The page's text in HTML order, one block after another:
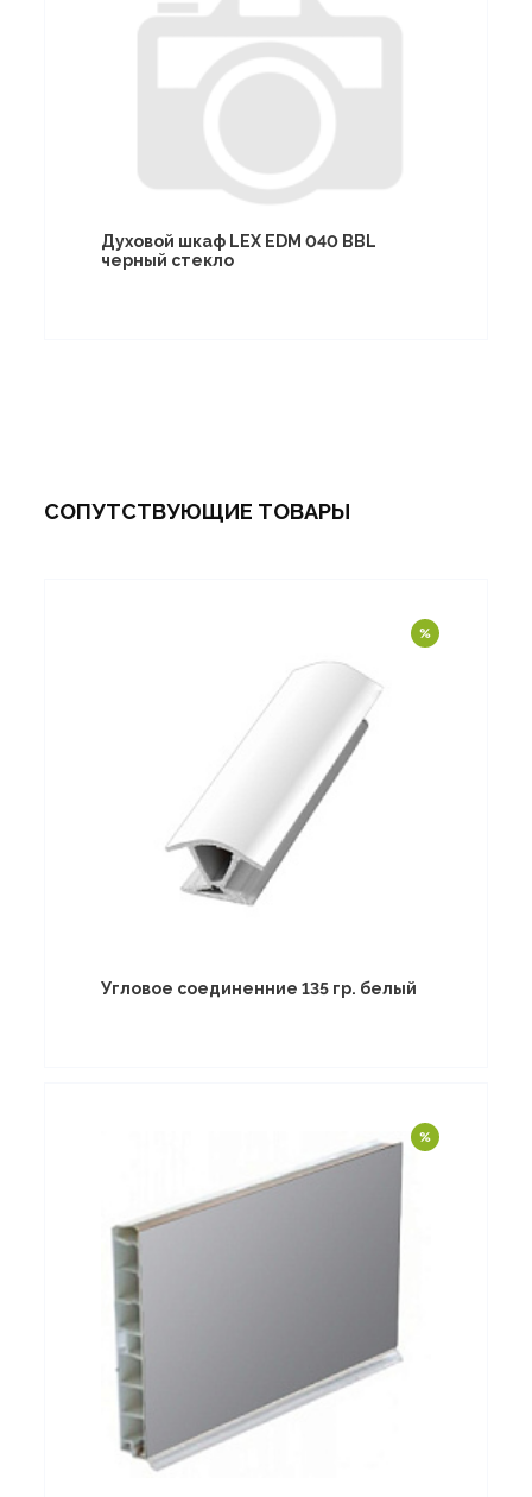
Духовой шкаф LEX EDM 040 BBL
черный стекло
СОПУТСТВУЮЩИЕ ТОВАРЫ
Угловое соединенние 135 гр. белый